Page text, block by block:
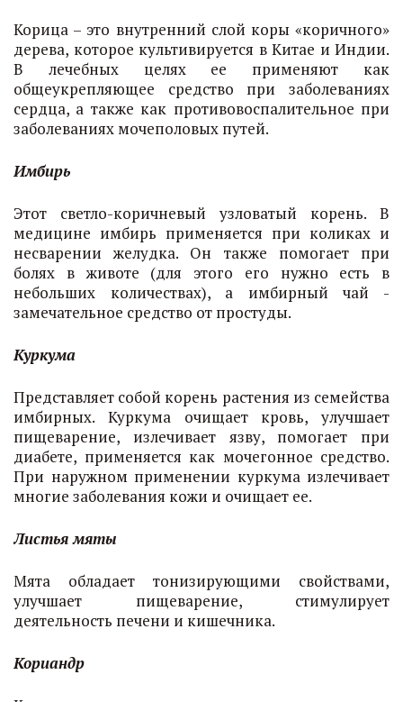
Корица – это внутренний слой коры «коричного»
дерева, которое культивируется в Китае и Индии.
В лечебных целях ее применяют как
общеукрепляющее средство при заболеваниях
сердца, а также как противовоспалительное при
заболеваниях мочеполовых путей.
Имбирь
Этот светло-коричневый узловатый корень. В
медицине имбирь применяется при коликах и
несварении желудка. Он также помогает при
болях в животе (для этого его нужно есть в
небольших количествах), а имбирный чай -
замечательное средство от простуды.
Куркума
Представляет собой корень растения из семейства
имбирных. Куркума очищает кровь, улучшает
пищеварение, излечивает язву, помогает при
диабете, применяется как мочегонное средство.
При наружном применении куркума излечивает
многие заболевания кожи и очищает ее.
Листья мяты
Мята обладает тонизирующими свойствами,
улучшает пищеварение, стимулирует
деятельность печени и кишечника.
Кориандр